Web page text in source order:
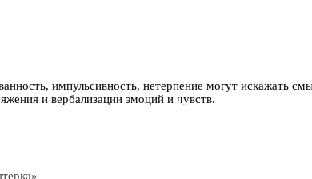
импульсивность, нетерпение могут искажать
и вербализации эмоций и чувств.